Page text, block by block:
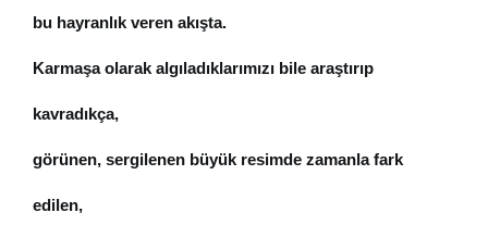
bu hayranlık veren akışta.
Karmaşa olarak algıladıklarımızı bile araştırıp
kavradıkça,
görünen, sergilenen büyük resimde zamanla fark
edilen,